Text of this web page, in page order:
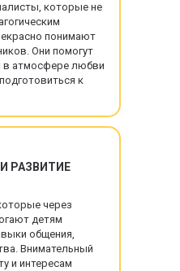
которые не
понимают
Они помогут
в атмосфере любви
к
РАЗВИТИЕ
через
детям
общения,
Внимательный
и интересам